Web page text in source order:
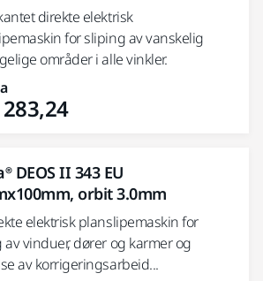
direkte elektrisk
for sliping av vanskelig
områder i alle vinkler.
DEOS II 343 EU
orbit 3.0mm
elektrisk planslipemaskin for
vinduer, dører og karmer og
av korrigeringsarbeid...